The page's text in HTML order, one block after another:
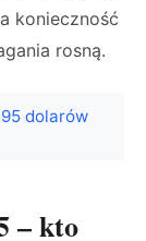
konieczność
rosną.
dolarów
– kto